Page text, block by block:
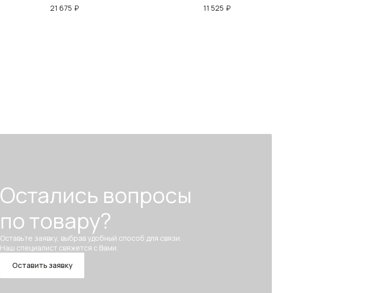
21 675 ₽
11 525 ₽
Остались вопросы
по товару?
Оставьте заявку, выбрав удобный способ для связи.
Наш специалист свяжется с Вами.
Оставить заявку